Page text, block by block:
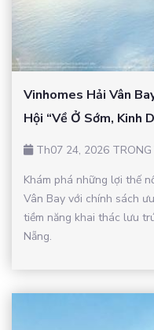
Vinhomes Hải Vân
Hội “Về Ở Sớm, Kinh
Th07 24, 2026 TRONG
Khám phá những lợi thế
Vân Bay với chính sách
tiềm năng khai thác lưu
Nẵng.